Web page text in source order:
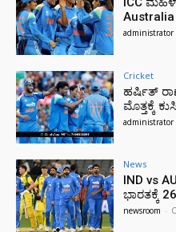
administrator
Cricket
ಹರ್ಷಿತ್
ಮೊತ್ತಕ್ಕೆ
administrator
News
IND vs
ಭಾರತಕ್ಕೆ
newsroom -